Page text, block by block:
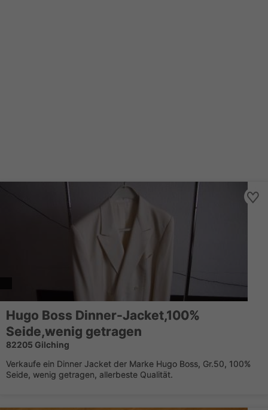
Hugo Boss Dinner-Jacket,100%
Seide,wenig getragen
82205 Gilching
Verkaufe ein Dinner Jacket der Marke Hugo Boss, Gr.50, 100%
Seide, wenig getragen, allerbeste Qualität.